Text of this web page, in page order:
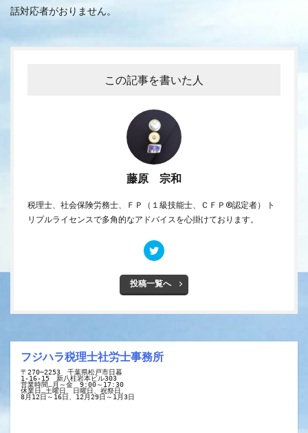
話対応者がおりません。
この記事を書いた人
藤原 宗和
税理士、社会保険労務士、ＦＰ（１級技能士、ＣＦＰ®認定者） ト
リプルライセンスで多角的なアドバイスを心掛けております。
投稿一覧へ
フジハラ税理士社労士事務所
〒270−2253　千葉県松戸市日暮
1-16-15　新八柱岩本ビル303
営業時間…月～金　9:00～17:30
休業日…土曜日、日曜日、祝祭日、
8月12日～16日、12月29日～1月3日